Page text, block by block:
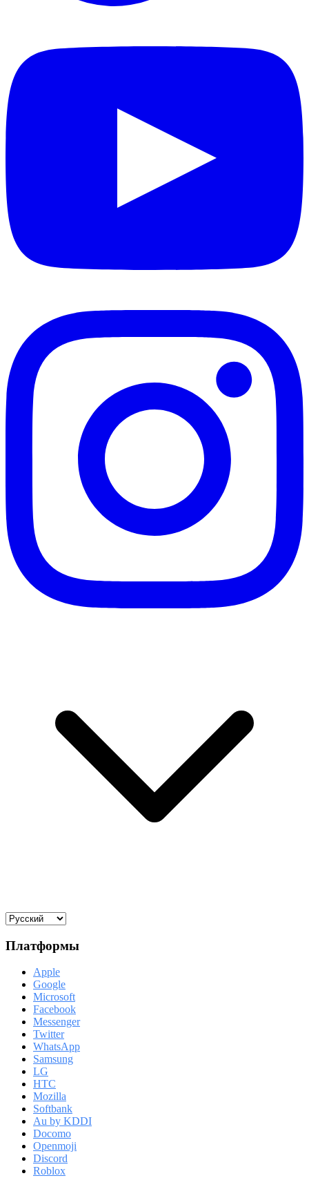
Платформы
Apple
Google
Microsoft
Facebook
Messenger
Twitter
WhatsApp
Samsung
LG
HTC
Mozilla
Softbank
Au by KDDI
Docomo
Openmoji
Discord
Roblox